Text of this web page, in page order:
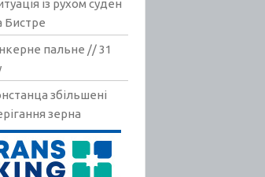
із рухом суден
Бистре
пальне // 31
збільшені
зерна